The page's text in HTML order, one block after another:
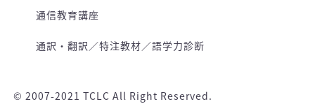
通信教育講座
通訳・翻訳／特注教材／語学力診断
© 2007-2021 TCLC All Right Reserved.